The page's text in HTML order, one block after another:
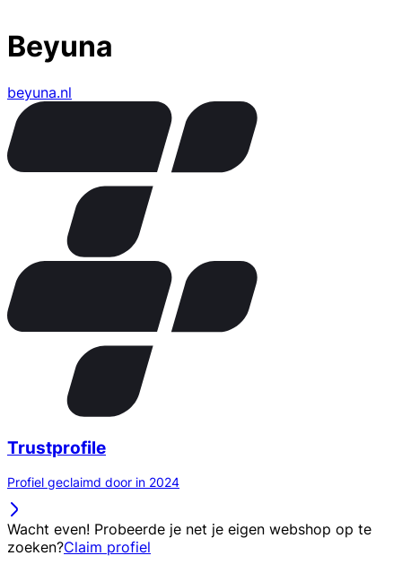
Beyuna
beyuna.nl
Trustprofile
Profiel geclaimd door in 2024
Wacht even! Probeerde je net je eigen webshop op te
zoeken?Claim profiel